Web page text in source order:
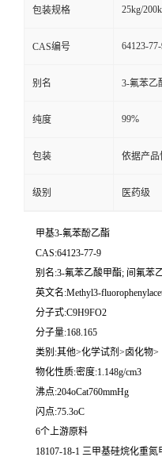
包装规格 25kg/
CAS编号 64123-
别名 3-氟苯乙
纯度 99%
包装 依据产品
级别 医药级
甲基3-氟苯酚乙酯
CAS:64123-77-9
别名:3-氟苯乙酸甲酯; 间氟苯
英文名:Methyl3-
分子式:C9H9FO2
分子量:168.165
类别:其他>化学试剂>卤化物>
物化性质:密度:1.148g/cm3
沸点:204oCat760mmHg
闪点:75.3oC
6个上游原料
18107-18-1 三甲基硅烷化重氮